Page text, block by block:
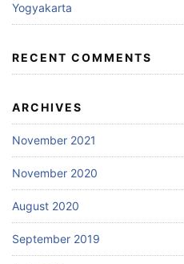
Yogyakarta
RECENT COMMENTS
ARCHIVES
November 2021
November 2020
August 2020
September 2019